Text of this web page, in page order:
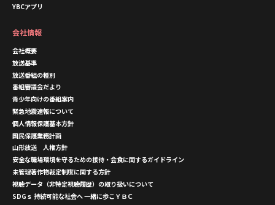
YBCアプリ
会社情報
会社概要
放送基準
放送番組の種別
番組審議会だより
青少年向けの番組案内
緊急地震速報について
個人情報保護基本方針
国民保護業務計画
山形放送 人権方針
安全な職場環境を守るための接待・会食に関するガイドライン
未管理著作物裁定制度に関する方針
視聴データ（非特定視聴履歴）の取り扱いについて
SDGｓ 持続可能な社会へ 一緒に歩こＹＢＣ